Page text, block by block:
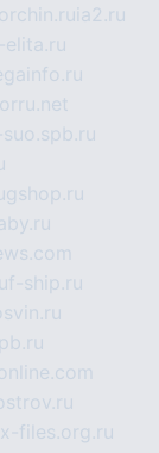
ia2.ru
suo.spb.ru
f-ship.ru
files.org.ru